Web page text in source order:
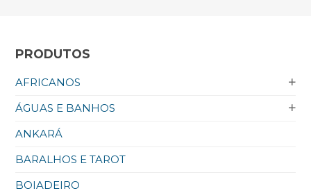
PRODUTOS
AFRICANOS
ÁGUAS E BANHOS
ANKARÁ
BARALHOS E TAROT
BOIADEIRO